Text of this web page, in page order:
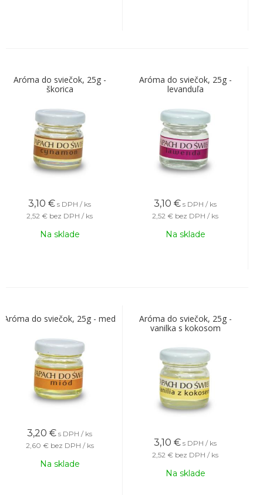
Aróma do sviečok, 25g -
škorica
3,10 € s DPH / ks
2,52 € bez DPH / ks
Na sklade
Aróma do sviečok, 25g -
levanduľa
3,10 € s DPH / ks
2,52 € bez DPH / ks
Na sklade
Aróma do sviečok, 25g - med
3,20 € s DPH / ks
2,60 € bez DPH / ks
Na sklade
Aróma do sviečok, 25g -
vanilka s kokosom
3,10 € s DPH / ks
2,52 € bez DPH / ks
Na sklade